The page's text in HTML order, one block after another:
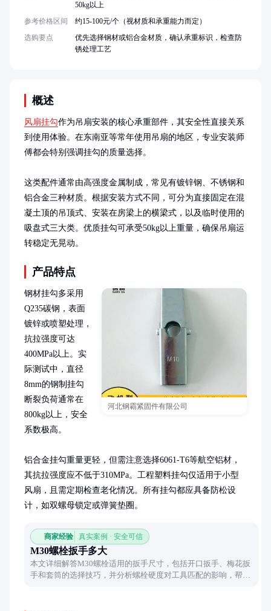
概述
风扇挂勾作为吊扇安装的核心承重部件，其安全性直接关系
到使用体验。在东南亚等常年使用吊扇的地区，专业安装师
傅都会特别强调挂勾的质量选择。
这类配件通常由高强度金属制成，常见有镀锌钢、不锈钢和
铝合金三种材质。根据安装方式不同，可分为直接固定在混
凝土顶的吊顶式、安装在房梁上的横梁式，以及临时使用的
吸盘式三大类。优质挂勾可承受50kg以上重量，确保吊扇运
转稳定无晃动。
产品特点
河北钢霸紧固件有限公司
钢材挂勾多采用
Q235碳钢，表面
镀锌或喷塑处理，
抗拉强度可达
400MPa以上。实
际测试中，直径
8mm的钢制挂勾
断裂负荷通常在
800kg以上，安全
系数极高。
铝合金挂勾重量更轻，但需注意选择6061-T6等航空铝材，
其抗拉强度应不低于310MPa。工程塑料挂勾仅适用于小型
风扇，且需定期检查老化情况。所有挂勾都应具备防松设
计，如双螺母锁定或弹簧垫圈。
商家经验 真实案例 · 安全可信
M30螺栓扳手多大
本文详细解答M30螺栓适用的扳手尺寸，包括开口扳手、梅花扳
手和套筒的选择技巧，并分析螺栓硬度对工具匹配的影响，帮助
50kg以上
参考价格区间
约15-100元/个（视材质和承重能力而定）
选购要点
优先选择钢材或铝合金材质，确认承重标识，检查防
锈处理工艺